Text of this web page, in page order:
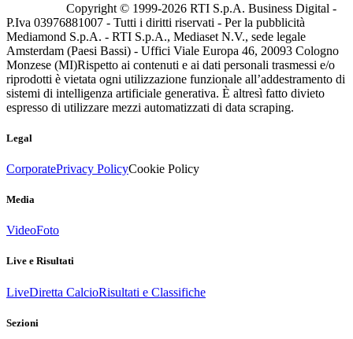
Copyright © 1999-2026 RTI S.p.A. Business Digital -
P.Iva 03976881007 - Tutti i diritti riservati - Per la pubblicità
Mediamond S.p.A. - RTI S.p.A., Mediaset N.V., sede legale
Amsterdam (Paesi Bassi) - Uffici Viale Europa 46, 20093 Cologno
Monzese (MI)Rispetto ai contenuti e ai dati personali trasmessi e/o
riprodotti è vietata ogni utilizzazione funzionale all’addestramento di
sistemi di intelligenza artificiale generativa. È altresì fatto divieto
espresso di utilizzare mezzi automatizzati di data scraping.
Legal
CorporatePrivacy PolicyCookie Policy
Media
VideoFoto
Live e Risultati
LiveDiretta CalcioRisultati e Classifiche
Sezioni